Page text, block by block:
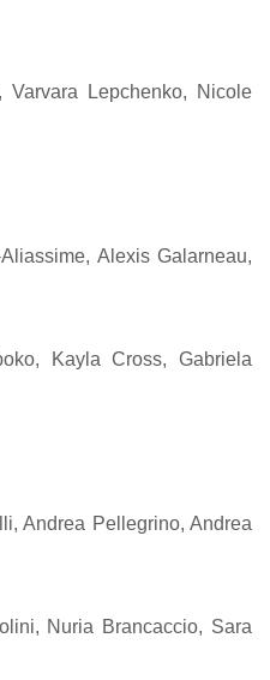
Varvara Lepchenko, Nicole
Alexis Galarneau,
Kayla Cross, Gabriela
Andrea Pellegrino, Andrea
Nuria Brancaccio, Sara